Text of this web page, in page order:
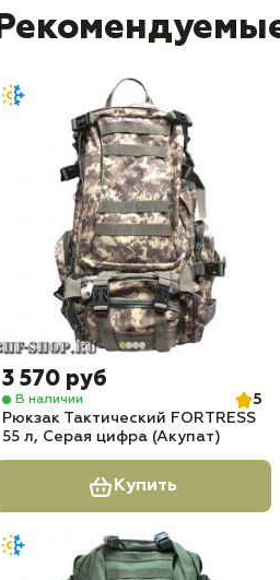
3 570 руб
В наличии
5
Рюкзак Тактический FORTRESS
55 л, Серая цифра (Акупат)
Купить